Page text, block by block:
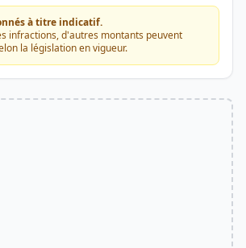
à titre indicatif.
infractions, d'autres montants peuvent
la législation en vigueur.